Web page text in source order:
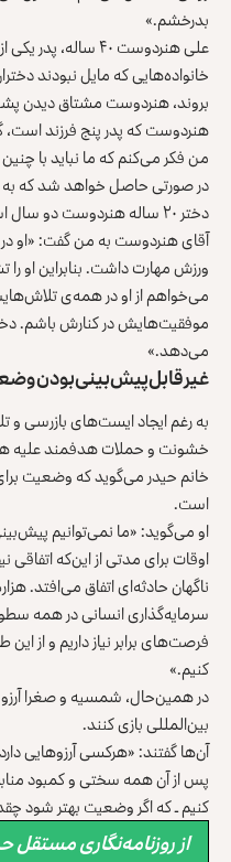
بدرخشم.»
علی هنردوست ۴۰
خانواده‌هایی که مایل نبودند
بروند، هنردوست مشتاق
هنردوست که پدر پنج فرزند
من فکر می‌کنم که ما نباید با
در صورتی حاصل خواهد شد که به
دختر ۲۰ ساله هنردوست دو سال است که فوتبال بازی می‌کند.
آقای هنردوست به من گفت: «او
ورزش مهارت داشت. بنابراین او
می‌خواهم از او در همه‌ی
موفقیت‌هایش در کنارش باشم.
می‌دهد.»
غیرقابل‌پیش‌بینی‌بودن
به رغم ایجاد ایست‌های بازرسی و
خشونت و حملات هدفمند علیه
خانم حیدر می‌گوید که وضعیت
است.
او می‌گوید: «ما نمی‌توانیم
اوقات برای مدتی از این‌که
ناگهان حادثه‌ای اتفاق می‌افتد.
سرمایه‌گذاری انسانی در همه
فرصت‌های برابر نیاز داریم و از
کنیم.»
در همین‌حال، شمسیه و صغرا آرزو
بین‌المللی بازی کنند.
آن‌ها گفتند: «هرکسی آرزوهایی
پس از آن همه سختی و کمبود
کنیم ـ که اگر وضعیت بهتر شود
از روزنامه‌نگاری مستقل